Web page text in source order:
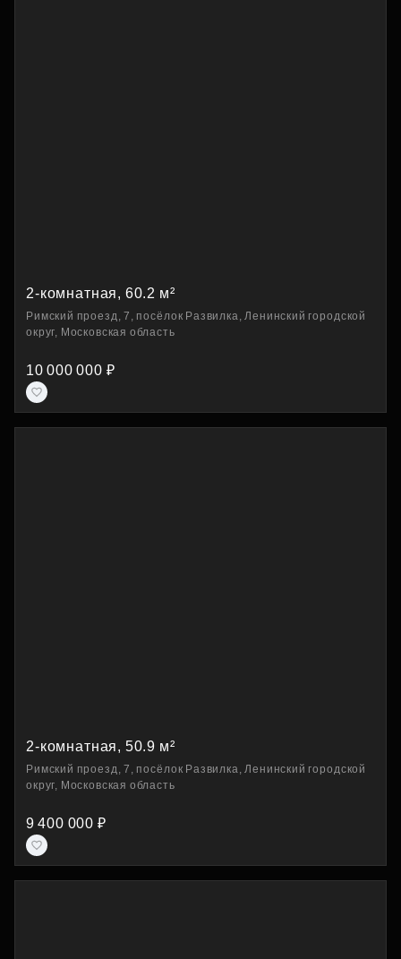
2-комнатная, 60.2 м²
Римский проезд, 7, посёлок Развилка, Ленинский городской
округ, Московская область
10 000 000 ₽
2-комнатная, 50.9 м²
Римский проезд, 7, посёлок Развилка, Ленинский городской
округ, Московская область
9 400 000 ₽